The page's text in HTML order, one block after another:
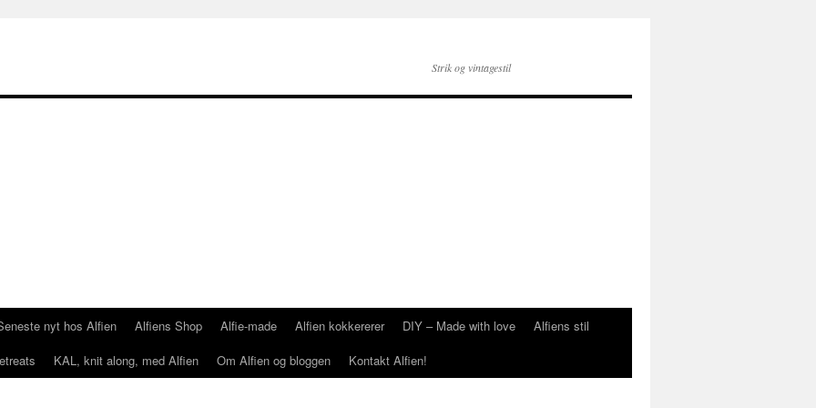
Strik og vintagestil
nyt hos Alfien Alfiens Shop Alfie-made Alfien kokkererer DIY – Made with love
Alfiens stil
KAL, knit along, med Alfien Om Alfien og bloggen Kontakt Alfien!